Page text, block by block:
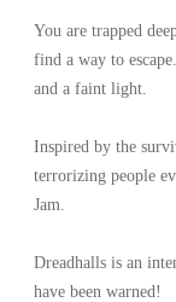
You are trapped
find a way to
and a faint light.
Inspired by the
terrorizing people
Jam.
Dreadhalls is an
have been warned!